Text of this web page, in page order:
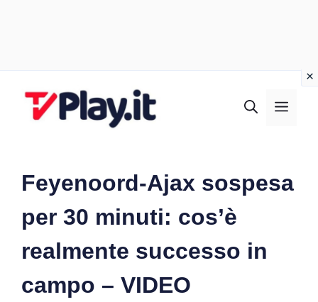
Feyenoord-Ajax sospesa
per 30 minuti: cos’è
realmente successo in
campo – VIDEO